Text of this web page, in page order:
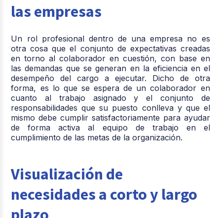
las empresas
Un rol profesional dentro de una empresa no es
otra cosa que el conjunto de expectativas creadas
en torno al colaborador en cuestión, con base en
las demandas que se generan en la eficiencia en el
desempeño del cargo a ejecutar. Dicho de otra
forma, es lo que se espera de un colaborador en
cuanto al trabajo asignado y el conjunto de
responsabilidades que su puesto conlleva y que el
mismo debe cumplir satisfactoriamente para ayudar
de forma activa al equipo de trabajo en el
cumplimiento de las metas de la organización.
Visualización de
necesidades a corto y largo